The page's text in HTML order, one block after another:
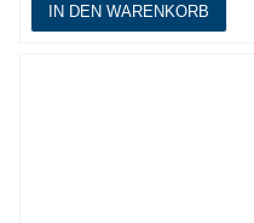
IN DEN WARENKORB